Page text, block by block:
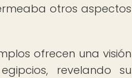
otros aspectos
ofrecen una visión
revelando su